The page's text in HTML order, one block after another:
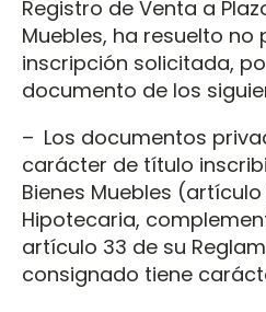
Registro de Venta a
Muebles, ha resuelto no
inscripción solicitada,
documento de los
– Los documentos
carácter de título
Bienes Muebles (artículo
Hipotecaria,
artículo 33 de su
consignado tiene